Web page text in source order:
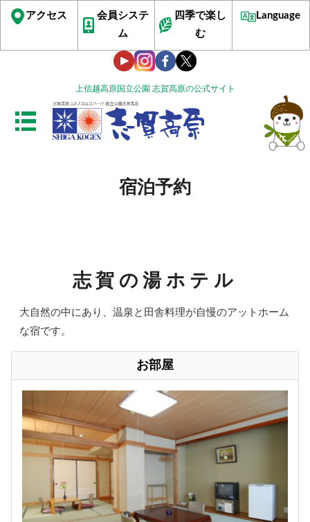
上信越高原国立公園 志賀高原の公式サイト
アクセス
会員システ
ム
四季で楽し
む
Language
宿泊予約
志賀の湯ホテル
大自然の中にあり、温泉と田舎料理が自慢のアットホーム
な宿です。
お部屋